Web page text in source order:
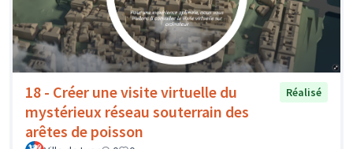
18 - Créer une visite virtuelle du
mystérieux réseau souterrain des
arêtes de poisson
Réalisé